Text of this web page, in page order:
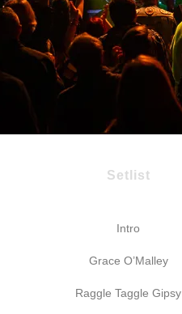
Setlist
Intro
Grace O’Malley
Raggle Taggle Gipsy